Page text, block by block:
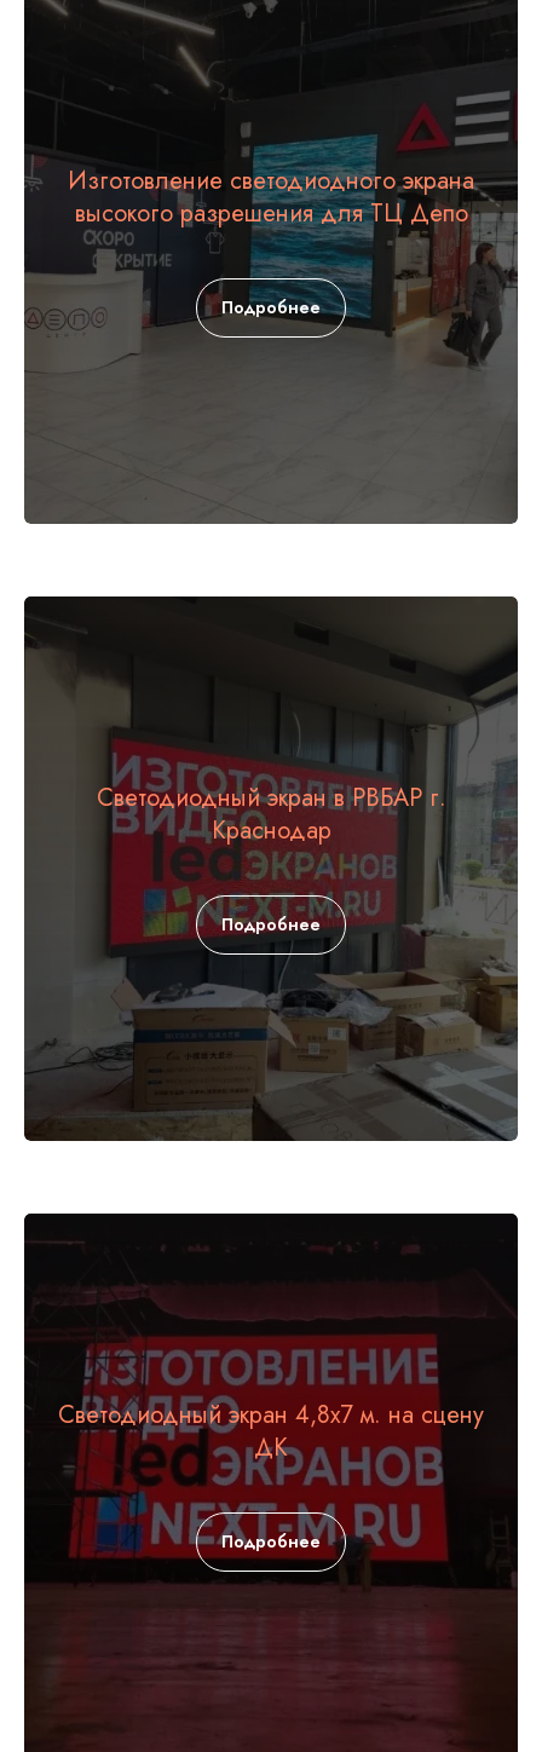
Изготовление светодиодного экрана
высокого разрешения для ТЦ Депо
Подробнее
Светодиодный экран в РВБАР г.
Краснодар
Подробнее
Светодиодный экран 4,8х7 м. на сцену
ДК
Подробнее